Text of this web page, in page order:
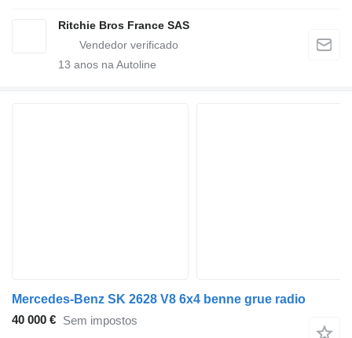
Ritchie Bros France SAS
13 anos na Autoline
Mercedes-Benz SK 2628 V8 6x4 benne grue radio
40 000 € Sem impostos